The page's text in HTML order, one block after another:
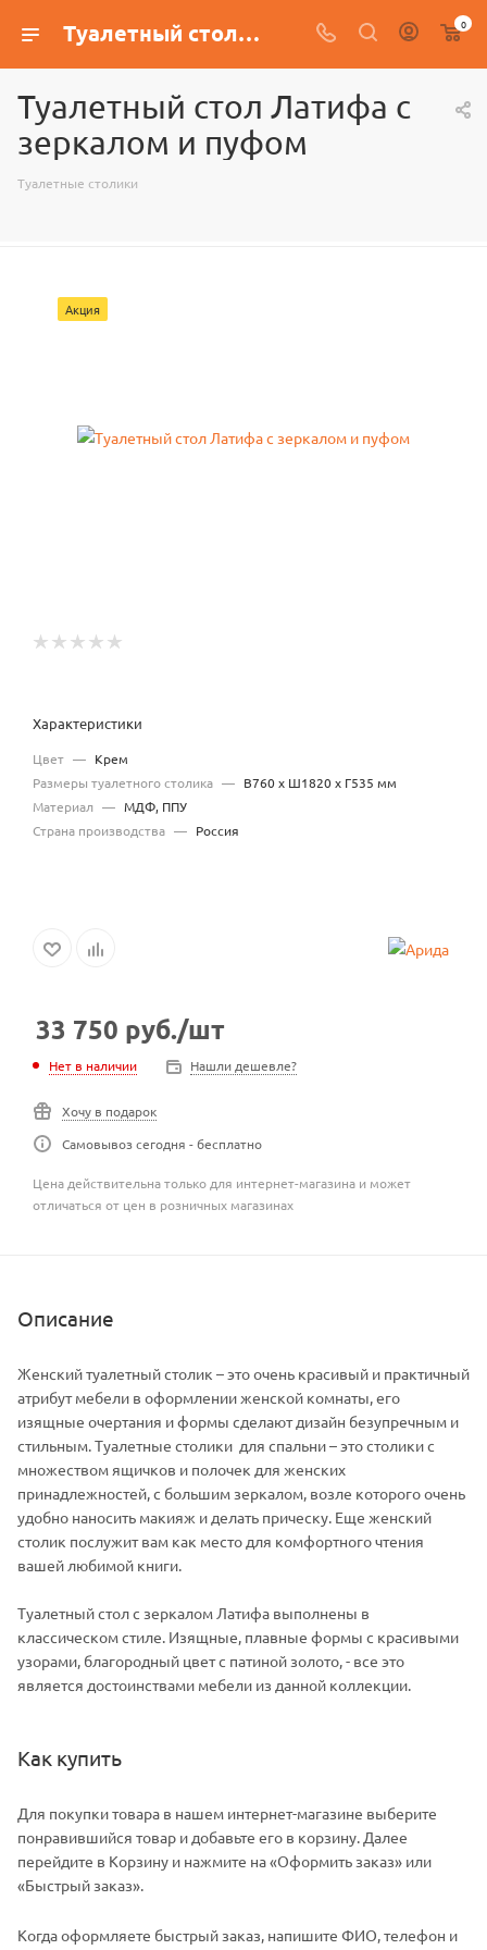
Туалетный стол Латифа с зеркалом и пуфом 0
Туалетный стол Латифа с
зеркалом и пуфом
Туалетные столики
Акция
Характеристики
Цвет — Крем
Размеры туалетного столика — В760 x Ш1820 x Г535 мм
Материал — МДФ, ППУ
Страна производства — Россия
33 750 руб./шт
Нет в наличии Нашли дешевле?
Хочу в подарок
Самовывоз сегодня - бесплатно
Цена действительна только для интернет-магазина и может
отличаться от цен в розничных магазинах
Описание
Женский туалетный столик – это очень красивый и практичный
атрибут мебели в оформлении женской комнаты, его
изящные очертания и формы сделают дизайн безупречным и
стильным. Туалетные столики для спальни – это столики с
множеством ящичков и полочек для женских
принадлежностей, с большим зеркалом, возле которого очень
удобно наносить макияж и делать прическу. Еще женский
столик послужит вам как место для комфортного чтения
вашей любимой книги.
Туалетный стол с зеркалом Латифа выполнены в
классическом стиле. Изящные, плавные формы с красивыми
узорами, благородный цвет с патиной золото, - все это
является достоинствами мебели из данной коллекции.
Как купить
Для покупки товара в нашем интернет-магазине выберите
понравившийся товар и добавьте его в корзину. Далее
перейдите в Корзину и нажмите на «Оформить заказ» или
«Быстрый заказ».
Когда оформляете быстрый заказ, напишите ФИО, телефон и